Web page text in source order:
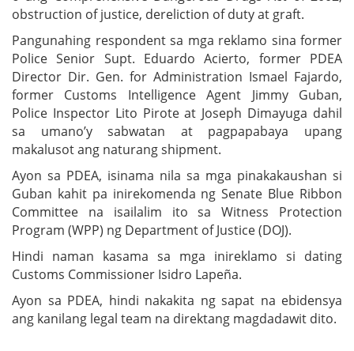
obstruction of justice, dereliction of duty at graft.
Pangunahing respondent sa mga reklamo sina former
Police Senior Supt. Eduardo Acierto, former PDEA
Director Dir. Gen. for Administration Ismael Fajardo,
former Customs Intelligence Agent Jimmy Guban,
Police Inspector Lito Pirote at Joseph Dimayuga dahil
sa umano’y sabwatan at pagpapabaya upang
makalusot ang naturang shipment.
Ayon sa PDEA, isinama nila sa mga pinakakaushan si
Guban kahit pa inirekomenda ng Senate Blue Ribbon
Committee na isailalim ito sa Witness Protection
Program (WPP) ng Department of Justice (DOJ).
Hindi naman kasama sa mga inireklamo si dating
Customs Commissioner Isidro Lapeña.
Ayon sa PDEA, hindi nakakita ng sapat na ebidensya
ang kanilang legal team na direktang magdadawit dito.